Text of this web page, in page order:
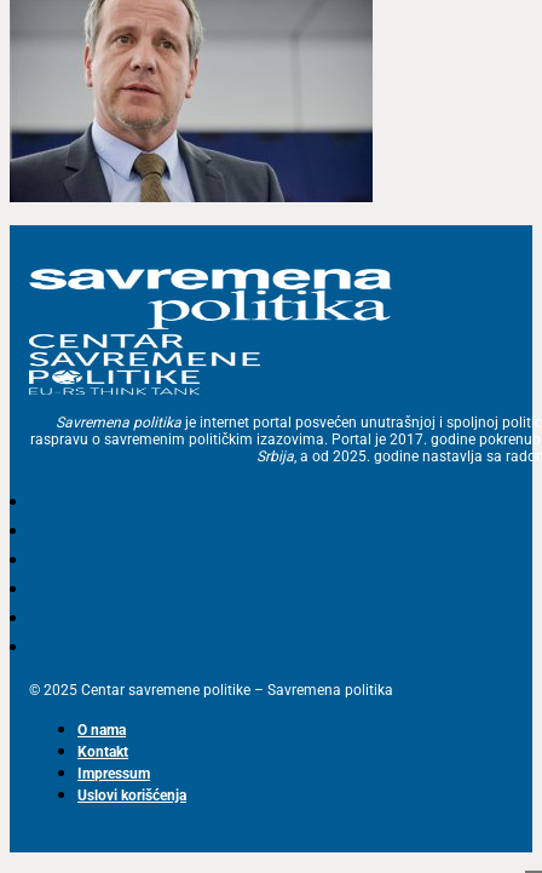
Savremena politika je internet portal posvećen unutrašnjoj i spoljnoj
raspravu o savremenim političkim izazovima. Portal je 2017. godine
Srbija, a od 2025. godine nastavlja sa
© 2025 Centar savremene politike – Savremena politika
O nama
Kontakt
Impressum
Uslovi korišćenja